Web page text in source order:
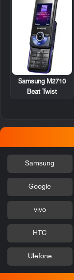
Samsung M2710
Beat Twist
Samsung
Google
vivo
HTC
Ulefone